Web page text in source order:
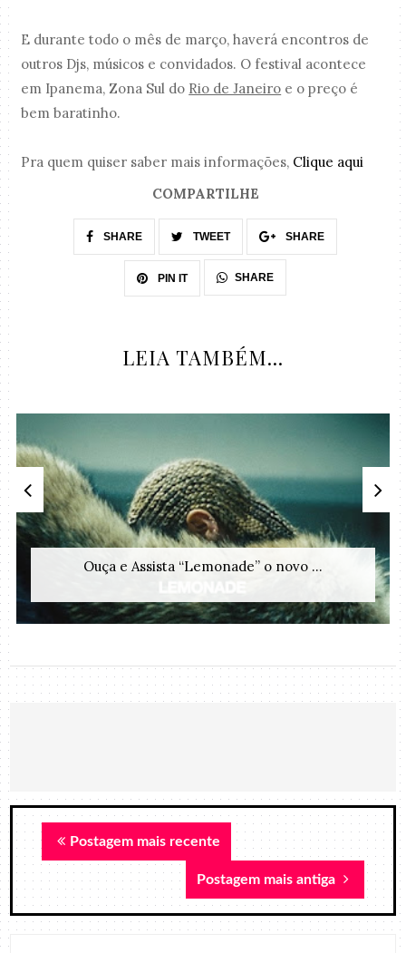
E durante todo o mês de março, haverá encontros de
outros Djs, músicos e convidados. O festival acontece
em Ipanema, Zona Sul do Rio de Janeiro e o preço é
bem baratinho.
Pra quem quiser saber mais informações, Clique aqui
COMPARTILHE
SHARE TWEET SHARE
PIN IT SHARE
LEIA TAMBÉM...
Ouça e Assista “Lemonade” o novo ...
Postagem mais recente
Postagem mais antiga